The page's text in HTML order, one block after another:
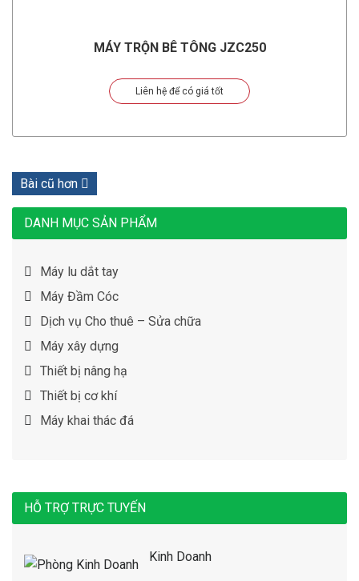
MÁY TRỘN BÊ TÔNG JZC250
Liên hệ để có giá tốt
Bài cũ hơn
DANH MỤC SẢN PHẨM
Máy lu dắt tay
Máy Đầm Cóc
Dịch vụ Cho thuê – Sửa chữa
Máy xây dựng
Thiết bị nâng hạ
Thiết bị cơ khí
Máy khai thác đá
HỖ TRỢ TRỰC TUYẾN
Kinh Doanh